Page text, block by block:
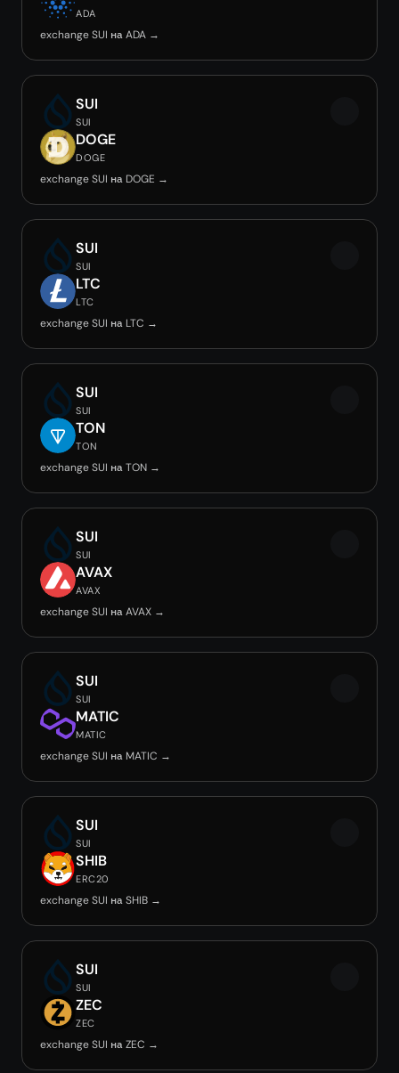
ADA
exchange SUI на ADA →
SUI
SUI
DOGE
DOGE
exchange SUI на DOGE →
SUI
SUI
LTC
LTC
exchange SUI на LTC →
SUI
SUI
TON
TON
exchange SUI на TON →
SUI
SUI
AVAX
AVAX
exchange SUI на AVAX →
SUI
SUI
MATIC
MATIC
exchange SUI на MATIC →
SUI
SUI
SHIB
ERC20
exchange SUI на SHIB →
SUI
SUI
ZEC
ZEC
exchange SUI на ZEC →